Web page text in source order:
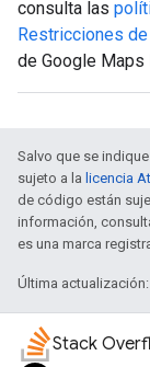
consulta las
Restricciones
de Google Maps
Salvo que se
sujeto a la licencia
de código están
información,
es una marca
Última actualización:
Stack